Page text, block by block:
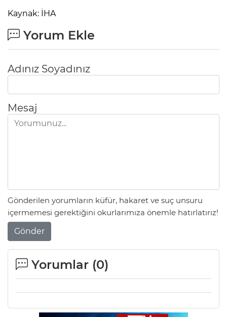
Kaynak: İHA
Yorum Ekle
Adınız Soyadınız
Mesaj
Gönderilen yorumların küfür, hakaret ve suç unsuru
içermemesi gerektiğini okurlarımıza önemle hatırlatırız!
Gönder
Yorumlar (0)